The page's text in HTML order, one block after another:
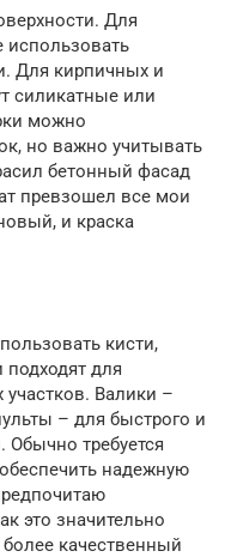
Для
использовать
Для кирпичных и
силикатные или
можно
но важно учитывать
бетонный фасад
превзошел все мои
и краска
кисти,
для
Валики –
– для быстрого и
Обычно требуется
надежную
это значительно
качественный